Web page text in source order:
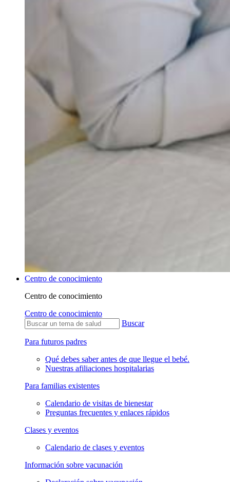
Centro de conocimiento
Centro de conocimiento
Centro de conocimiento
Buscar
Para futuros padres
Qué debes saber antes de que llegue el bebé.
Nuestras afiliaciones hospitalarias
Para familias existentes
Calendario de visitas de bienestar
Preguntas frecuentes y enlaces rápidos
Clases y eventos
Calendario de clases y eventos
Información sobre vacunación